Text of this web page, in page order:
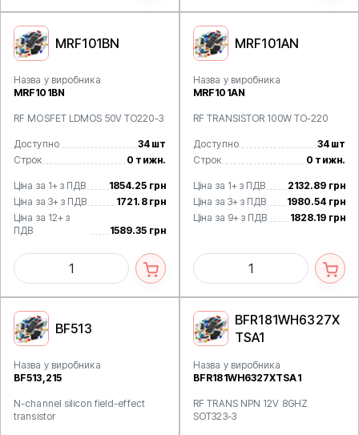
MRF101BN
Назва у виробника
MRF101BN
RF MOSFET LDMOS 50V TO220-3
Доступно
34 шт
Строк
0 тижн.
Ціна за 1+ з ПДВ
1854.25 грн
Ціна за 3+ з ПДВ
1721.8 грн
Ціна за 12+ з
ПДВ
1589.35 грн
MRF101AN
Назва у виробника
MRF101AN
RF TRANSISTOR 100W TO-220
Доступно
34 шт
Строк
0 тижн.
Ціна за 1+ з ПДВ
2132.89 грн
Ціна за 3+ з ПДВ
1980.54 грн
Ціна за 9+ з ПДВ
1828.19 грн
BF513
Назва у виробника
BF513,215
N-channel silicon field-effect
transistor
BFR181WH6327X
TSA1
Назва у виробника
BFR181WH6327XTSA1
RF TRANS NPN 12V 8GHZ
SOT323-3